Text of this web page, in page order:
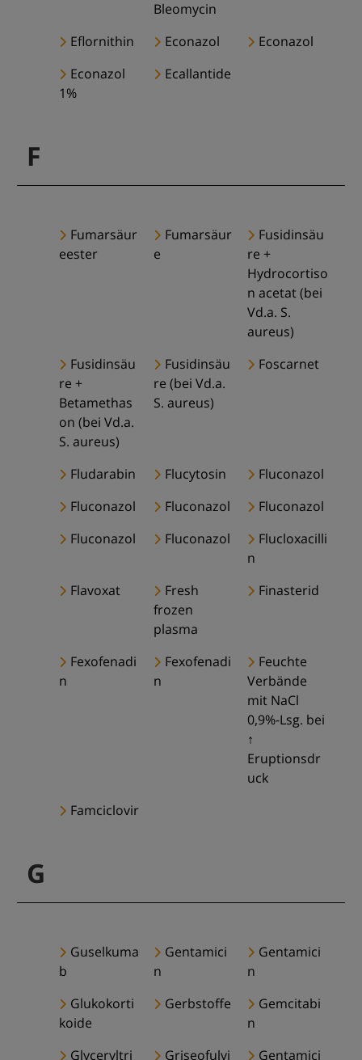
Bleomycin
Eflornithin
Econazol
Econazol
Econazol
1%
Ecallantide
F
Fumarsäur
eester
Fumarsäur
e
Fusidinsäu
re +
Hydrocortiso
n acetat (bei
Vd.a. S.
aureus)
Fusidinsäu
re +
Betamethas
on (bei Vd.a.
S. aureus)
Fusidinsäu
re (bei Vd.a.
S. aureus)
Foscarnet
Fludarabin Flucytosin
Fluconazol
Fluconazol
Fluconazol
Fluconazol
Fluconazol
Fluconazol
Flucloxacilli
n
Flavoxat
Fresh
frozen
plasma
Finasterid
Fexofenadi
n
Fexofenadi
n
Feuchte
Verbände
mit NaCl
0,9%-Lsg. bei
↑
Eruptionsdr
uck
Famciclovir
G
Guselkuma
b
Gentamici
n
Gentamici
n
Glukokorti
koide
Gerbstoffe
Gemcitabi
n
Glyceryltri
Griseofulvi
Gentamici